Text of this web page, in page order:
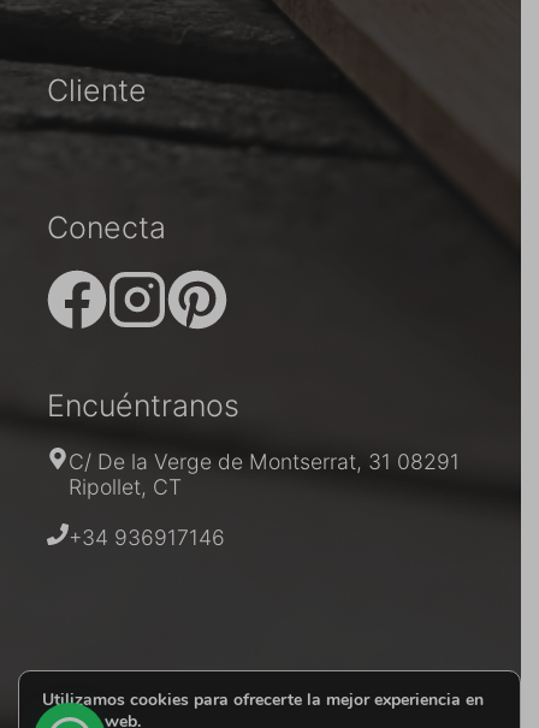
Cliente
Conecta
Encuéntranos
C/ De la Verge de Montserrat, 31 08291
Ripollet, CT
+34 936917146
|
Utilizamos cookies para ofrecerte la mejor experiencia en
nuestra web.